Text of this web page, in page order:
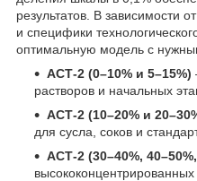
результатов. В зависимости
и специфики
оптимальную модель с
АСТ-2 (0–10% и 5–15%)
растворов и начальных
АСТ-2 (10–20% и
для сусла, соков и
АСТ-2 (30–40%,